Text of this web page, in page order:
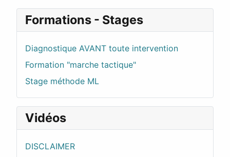
Formations - Stages
Diagnostique AVANT toute intervention
Formation "marche tactique"
Stage méthode ML
Vidéos
DISCLAIMER